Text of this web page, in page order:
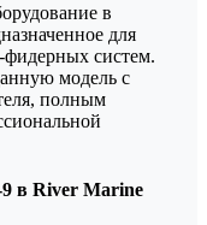
в
для
фидерных систем.
модель с
полным
в River Marine